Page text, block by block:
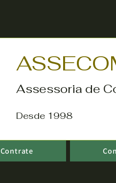
Assessoria de
Desde 1998
Contrate